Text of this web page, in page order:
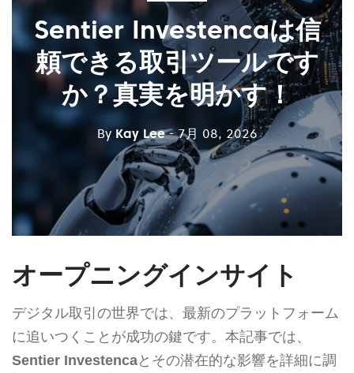
Sentier Investencaは信
頼できる取引ツールです
か？真実を明かす！
ByKay Lee - 7月 08, 2026
オープニングインサイト
デジタル取引の世界では、最新のプラットフォーム
に追いつくことが成功の鍵です。本記事では、
Sentier Investencaとその潜在的な影響を詳細に調